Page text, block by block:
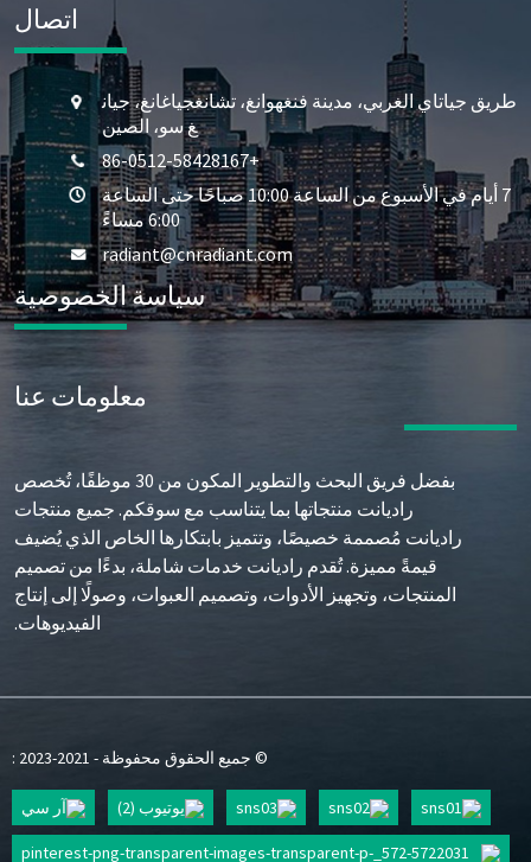
اتصال
طريق جياتاي الغربي، مدينة فنغهوانغ، تشانغجياغانغ، جيان
غ سو، الصين
+86-0512-58428167
7 أيام في الأسبوع من الساعة 10:00 صباحًا حتى الساعة
6:00 مساءً
radiant@cnradiant.com
سياسة الخصوصية
معلومات عنا
بفضل فريق البحث والتطوير المكون من 30 موظفًا، تُخصص
راديانت منتجاتها بما يتناسب مع سوقكم. جميع منتجات
راديانت مُصممة خصيصًا، وتتميز بابتكارها الخاص الذي يُضيف
قيمةً مميزة. تُقدم راديانت خدمات شاملة، بدءًا من تصميم
المنتجات، وتجهيز الأدوات، وتصميم العبوات، وصولًا إلى إنتاج
الفيديوهات.
© جميع الحقوق محفوظة - 2021-2023 :